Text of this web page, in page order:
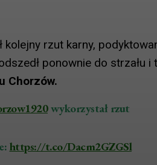
rzut karny,
ponownie do strzału i
Chorzów.
wykorzystał rzut
https://t.co/Dacm2GZGSl